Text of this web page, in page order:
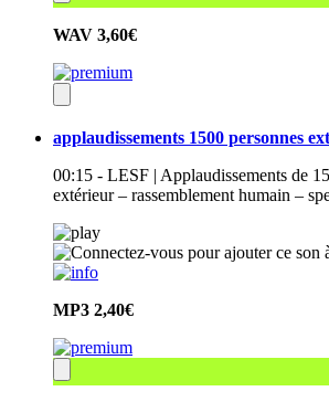
WAV 3,60€
applaudissements 1500 personnes
00:15 - LESF | Applaudissements de
extérieur – rassemblement humain –
MP3 2,40€